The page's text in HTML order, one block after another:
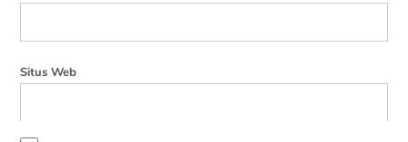
Situs Web